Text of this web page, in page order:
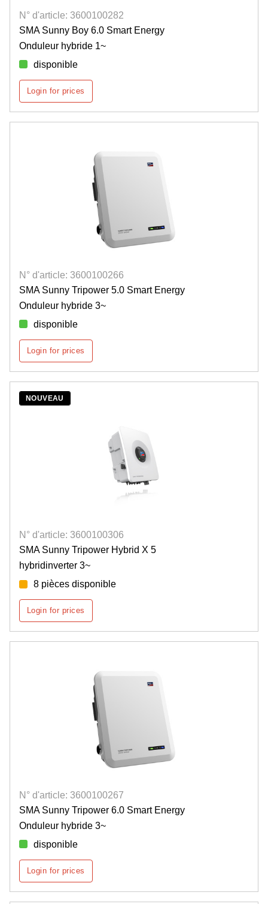
N° d'article: 3600100282
SMA Sunny Boy 6.0 Smart Energy
Onduleur hybride 1~
disponible
Login for prices
N° d'article: 3600100266
SMA Sunny Tripower 5.0 Smart Energy
Onduleur hybride 3~
disponible
Login for prices
NOUVEAU
N° d'article: 3600100306
SMA Sunny Tripower Hybrid X 5
hybridinverter 3~
8 pièces disponible
Login for prices
N° d'article: 3600100267
SMA Sunny Tripower 6.0 Smart Energy
Onduleur hybride 3~
disponible
Login for prices